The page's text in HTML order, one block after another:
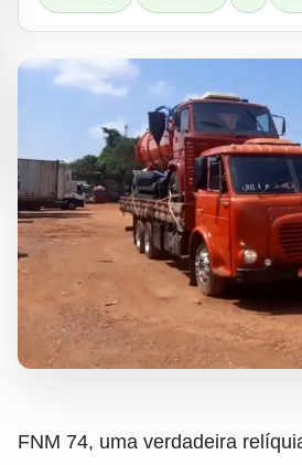
FNM 74, uma verdadeira